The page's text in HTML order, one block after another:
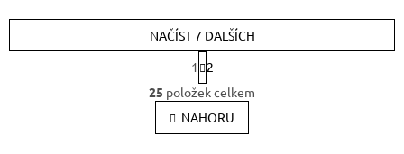
Prodloužené manžety jsou
opatřeny otvorem na palec na
rukávu. Díky svým vlastnostem
je termoprádlo vhodné pro s
O
v
l
á
NAČÍST 7 DALŠÍCH
S
t
r
á
n
k
1
2
25 položek celkem
NAHORU